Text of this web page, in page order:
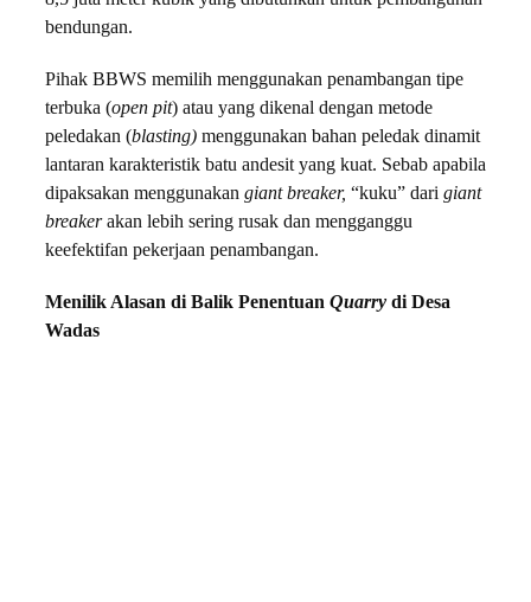
bendungan.
Pihak BBWS memilih menggunakan penambangan tipe
terbuka (open pit) atau yang dikenal dengan metode
peledakan (blasting) menggunakan bahan peledak dinamit
lantaran karakteristik batu andesit yang kuat. Sebab apabila
dipaksakan menggunakan giant breaker, “kuku” dari giant
breakerakan lebih sering rusak dan mengganggu
keefektifan pekerjaan penambangan.
Menilik Alasan di Balik Penentuan Quarry di Desa
Wadas